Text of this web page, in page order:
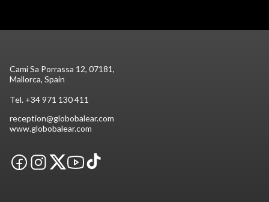
Cami Sa Porrassa 12, 07181,
Mallorca, Spain
Tel. +34 971 130 411
reception@globobalear.com
www.globobalear.com